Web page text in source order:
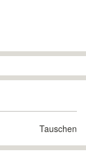
Tauschen